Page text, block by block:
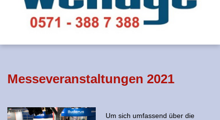
Messeveranstaltungen 2021
Um sich umfassend über die